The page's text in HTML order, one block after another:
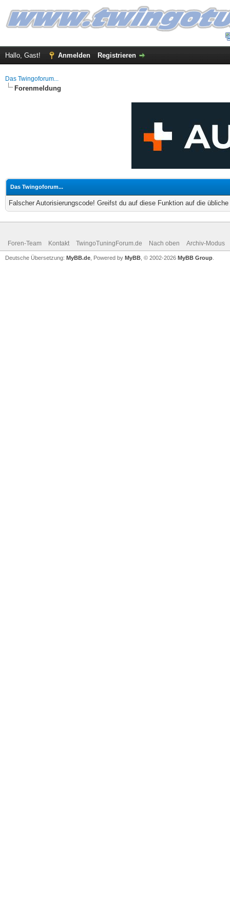
Hallo, Gast! Anmelden Registrieren
Das Twingoforum...
Forenmeldung
Das Twingoforum...
Falscher Autorisierungscode! Greifst du auf diese Funktion auf die
Foren-Team Kontakt TwingoTuningForum.de Nach oben Archiv-Modus
Deutsche Übersetzung: MyBB.de , Powered by MyBB , © 2002-2026 MyBB Group